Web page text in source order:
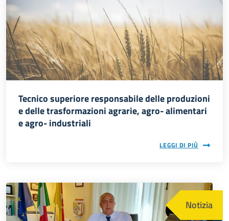
Rafforzamento dell'occupabilità.
Tecnico superiore responsabile delle produzioni
e delle trasformazioni agrarie, agro- alimentari
e agro- industriali
LEGGI DI PIÙ
Immagine
Notizia